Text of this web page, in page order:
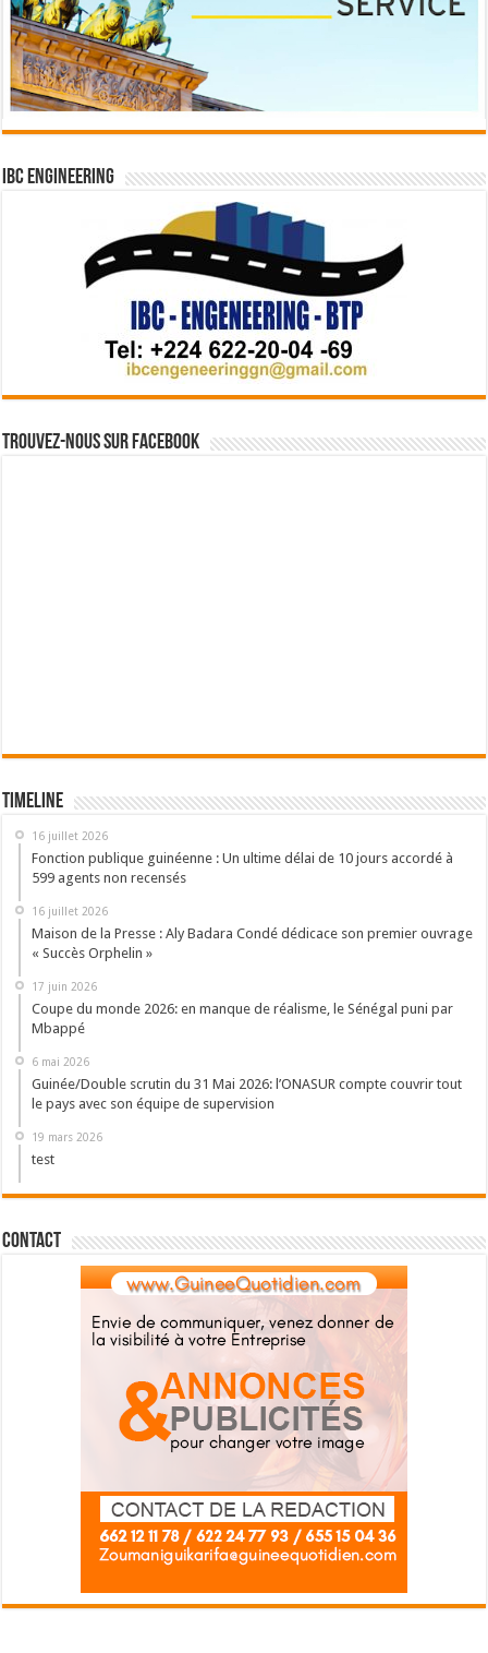
IBC Engineering
Trouvez-nous sur Facebook
Timeline
16 juillet 2026
Fonction publique guinéenne : Un ultime délai de 10 jours accordé à
599 agents non recensés
16 juillet 2026
Maison de la Presse : Aly Badara Condé dédicace son premier ouvrage
« Succès Orphelin »
17 juin 2026
Coupe du monde 2026: en manque de réalisme, le Sénégal puni par
Mbappé
6 mai 2026
Guinée/Double scrutin du 31 Mai 2026: l’ONASUR compte couvrir tout
le pays avec son équipe de supervision
19 mars 2026
test
Contact